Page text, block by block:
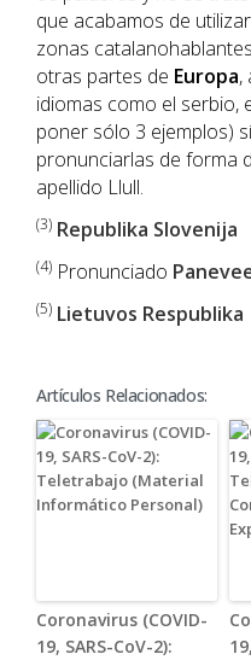
que acabamos de
zonas
otras partes de Europa,
idiomas como el serbio,
poner sólo 3 ejemplos)
pronunciarlas de forma
apellido Llull.
(3) Republika Slovenija
(4) Pronunciado
(5) Lietuvos Respublika
Artículos Relacionados:
Coronavirus (COVID-
19, SARS-CoV-2):